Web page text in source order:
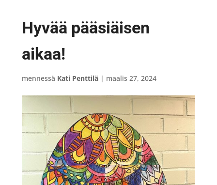
Hyvää pääsiäisen
aikaa!
mennessä Kati Penttilä| maalis 27, 2024